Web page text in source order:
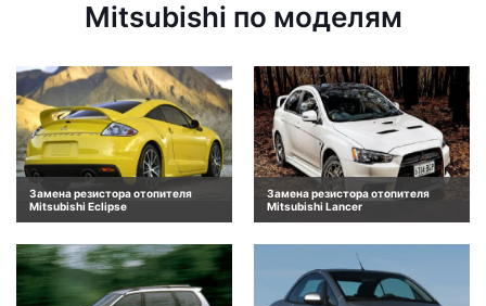
Mitsubishi по моделям
Замена резистора отопителя
Mitsubishi Eclipse
Замена резистора отопителя
Mitsubishi Lancer